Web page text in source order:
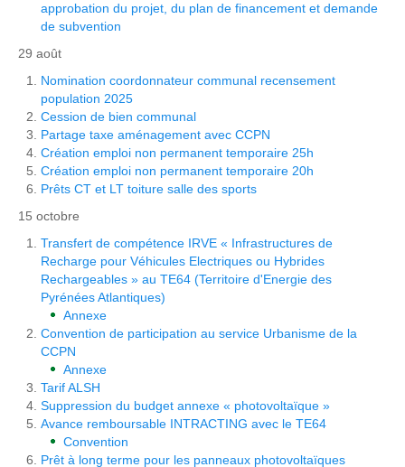
approbation du projet, du plan de financement et demande
de subvention
29 août
Nomination coordonnateur communal recensement
population 2025
Cession de bien communal
Partage taxe aménagement avec CCPN
Création emploi non permanent temporaire 25h
Création emploi non permanent temporaire 20h
Prêts CT et LT toiture salle des sports
15 octobre
Transfert de compétence IRVE « Infrastructures de
Recharge pour Véhicules Electriques ou Hybrides
Rechargeables » au TE64 (Territoire d'Energie des
Pyrénées Atlantiques)
Annexe
Convention de participation au service Urbanisme de la
CCPN
Annexe
Tarif ALSH
Suppression du budget annexe « photovoltaïque »
Avance remboursable INTRACTING avec le TE64
Convention
Prêt à long terme pour les panneaux photovoltaïques